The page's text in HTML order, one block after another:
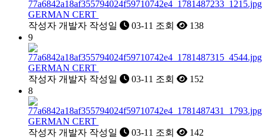
GERMAN CERT
작성자 개발자 작성일 03-11 조회
138
9
GERMAN CERT
작성자 개발자 작성일 03-11 조회
152
8
GERMAN CERT
작성자 개발자 작성일 03-11 조회
142